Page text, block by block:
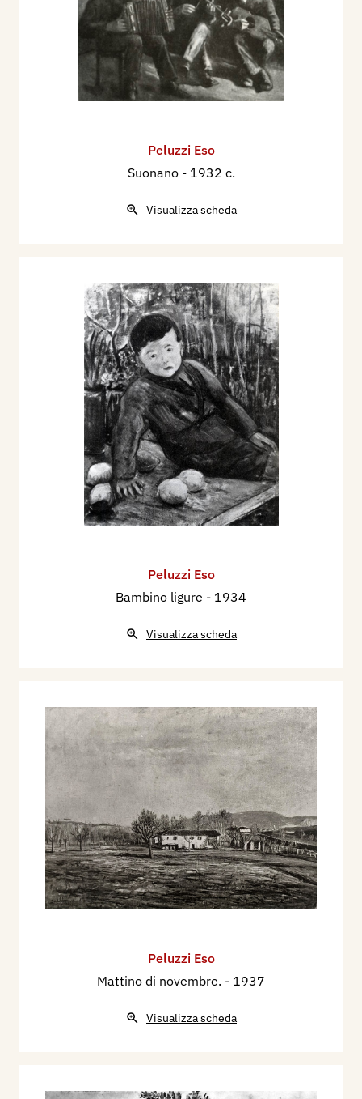
Peluzzi Eso
Suonano - 1932 c.
Visualizza scheda
Peluzzi Eso
Bambino ligure - 1934
Visualizza scheda
Peluzzi Eso
Mattino di novembre. - 1937
Visualizza scheda